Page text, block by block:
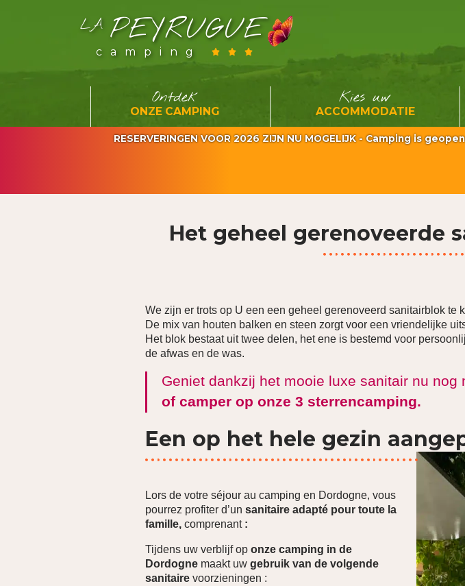
LAPEYRUGUE
camping
Ontdek
ONZE CAMPING
Kies uw
ACCOMMODATIE
RESERVERINGEN VOOR 2026 ZIJN NU MOGELIJK - Camping is
Het geheel gerenoveerde
We zijn er trots op U een een geheel gerenoveerd sanitairblok
De mix van houten balken en steen zorgt voor een vriendelijke
Het blok bestaat uit twee delen, het ene is bestemd voor
de afwas en de was.
Geniet dankzij het mooie luxe sanitair nu nog
of camper op onze 3 sterrencamping.
Een op het hele gezin
Lors de votre séjour au camping en Dordogne, vous
pourrez profiter d’un sanitaire adapté pour toute la
famille, comprenant:
Tijdens uw verblijf op onze camping in de
Dordogne maakt uw gebruik van de volgende
sanitaire voorzieningen :